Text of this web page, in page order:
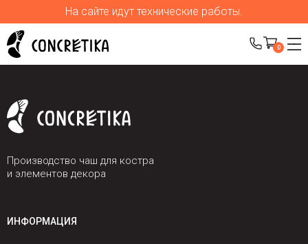
На сайте идут технические работы.
0
Производство чаш для костра
и элементов декора
ИНФОРМАЦИЯ